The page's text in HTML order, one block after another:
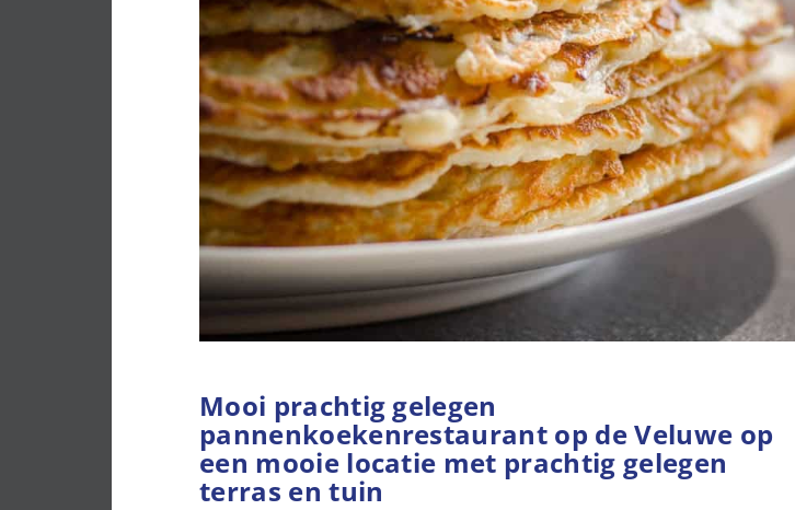
Mooi prachtig gelegen
pannenkoekenrestaurant op de Veluwe op
een mooie locatie met prachtig gelegen
terras en tuin